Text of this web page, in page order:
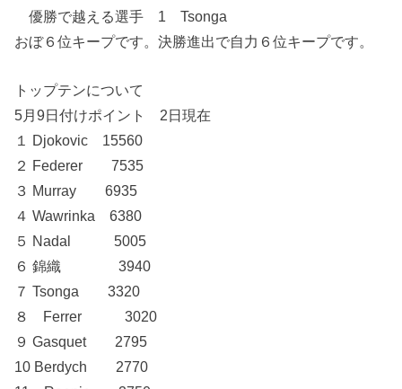
優勝で越える選手 1 Tsonga
おぼ６位キープです。決勝進出で自力６位キープです。
トップテンについて
5月9日付けポイント 2日現在
１ Djokovic 15560
２ Federer 7535
３ Murray 6935
４ Wawrinka 6380
５ Nadal 5005
６ 錦織 3940
７ Tsonga 3320
８ Ferrer 3020
９ Gasquet 2795
10 Berdych 2770